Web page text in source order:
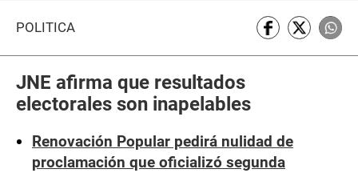
POLÍTICA
JNE afirma que resultados
electorales son inapelables
Renovación Popular pedirá nulidad de
proclamación que oficializó segunda